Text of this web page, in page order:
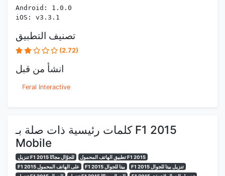
Android: 1.0.0
iOS: v3.3.1
تصنيف التطبيق
(2.72)
انشأ من قبل
Feral Interactive
كلمات رئيسية ذات صلة بـ F1 2015
Mobile
تنزيل F1 2015 للجوّال مجانًا
تطبيق الهاتف المحمول F1 2015
F1 2015 على الهاتف المحمول
F1 2015 بيتا للجوال
F1 2015 تنزيل بيتا للجوال